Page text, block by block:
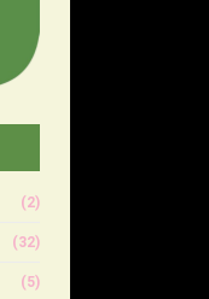
(2)
(32)
(5)